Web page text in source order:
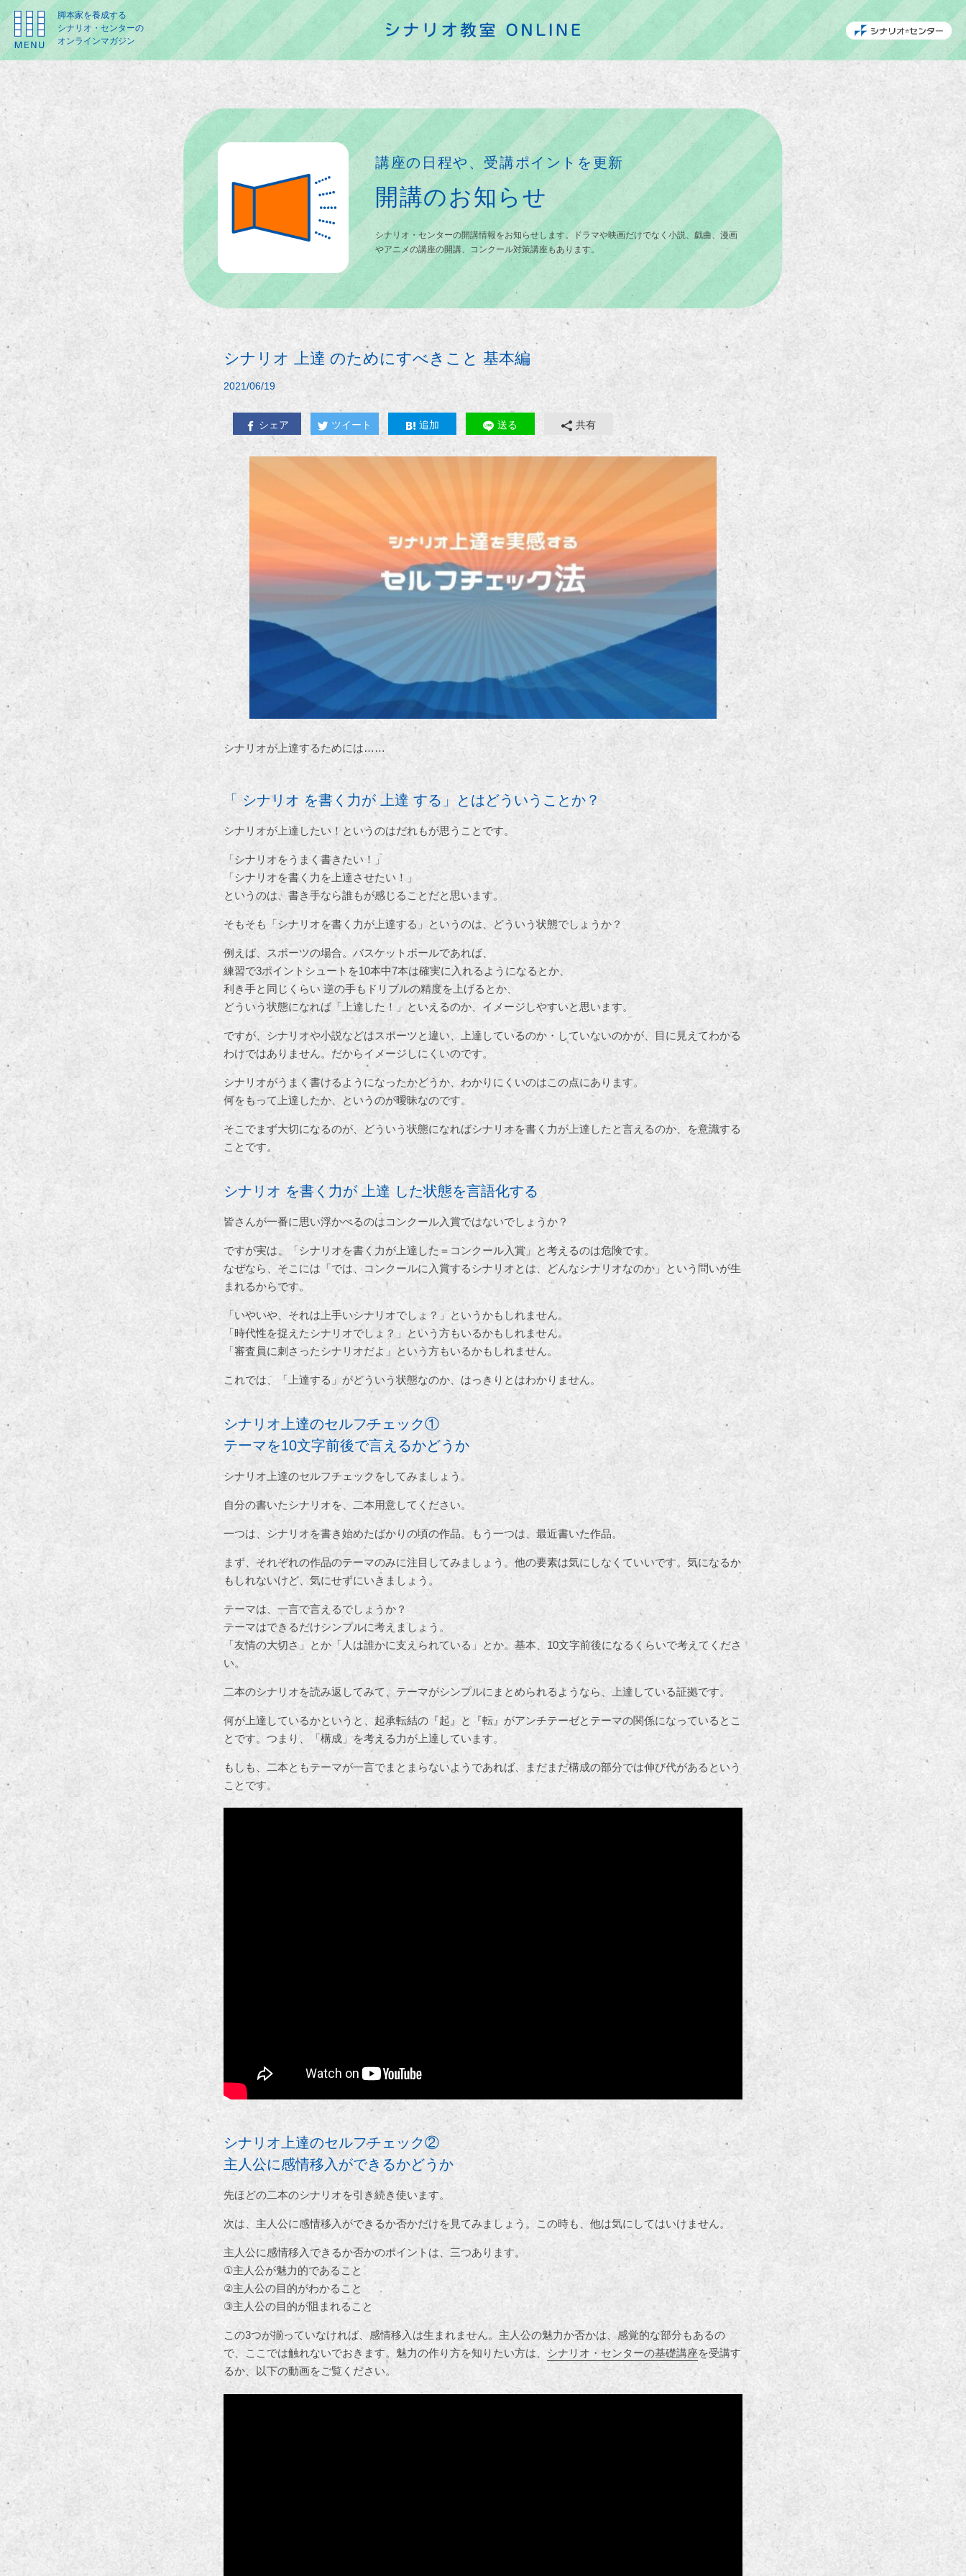
脚本家を養成する
シナリオ・センターの
オンラインマガジン
講座の日程や、受講ポイントを更新
開講のお知らせ
シナリオ・センターの開講情報をお知らせします。ドラマや映画だけでなく小説、戯曲、漫画
やアニメの講座の開講、コンクール対策講座もあります。
シナリオ 上達 のためにすべきこと 基本編
2021/06/19
シェア ツイート 追加 送る 共有
シナリオが上達するためには……
「 シナリオ を書く力が 上達 する」とはどういうことか？
シナリオが上達したい！というのはだれもが思うことです。
「シナリオをうまく書きたい！」
「シナリオを書く力を上達させたい！」
というのは、書き手なら誰もが感じることだと思います。
そもそも「シナリオを書く力が上達する」というのは、どういう状態でしょうか？
例えば、スポーツの場合。バスケットボールであれば、
練習で3ポイントシュートを10本中7本は確実に入れるようになるとか、
利き手と同じくらい 逆の手もドリブルの精度を上げるとか、
どういう状態になれば「上達した！」といえるのか、イメージしやすいと思います。
ですが、シナリオや小説などはスポーツと違い、上達しているのか・していないのかが、目に見えてわかる
わけではありません。だからイメージしにくいのです。
シナリオがうまく書けるようになったかどうか、わかりにくいのはこの点にあります。
何をもって上達したか、というのが曖昧なのです。
そこでまず大切になるのが、どういう状態になればシナリオを書く力が上達したと言えるのか、を意識する
ことです。
シナリオ を書く力が 上達 した状態を言語化する
皆さんが一番に思い浮かべるのはコンクール入賞ではないでしょうか？
ですが実は、「シナリオを書く力が上達した＝コンクール入賞」と考えるのは危険です。
なぜなら、そこには「では、コンクールに入賞するシナリオとは、どんなシナリオなのか」という問いが生
まれるからです。
「いやいや、それは上手いシナリオでしょ？」というかもしれません。
「時代性を捉えたシナリオでしょ？」という方もいるかもしれません。
「審査員に刺さったシナリオだよ」という方もいるかもしれません。
これでは、「上達する」がどういう状態なのか、はっきりとはわかりません。
シナリオ上達のセルフチェック①
テーマを10文字前後で言えるかどうか
シナリオ上達のセルフチェックをしてみましょう。
自分の書いたシナリオを、二本用意してください。
一つは、シナリオを書き始めたばかりの頃の作品。もう一つは、最近書いた作品。
まず、それぞれの作品のテーマのみに注目してみましょう。他の要素は気にしなくていいです。気になるか
もしれないけど、気にせずにいきましょう。
テーマは、一言で言えるでしょうか？
テーマはできるだけシンプルに考えましょう。
「友情の大切さ」とか「人は誰かに支えられている」とか。基本、10文字前後になるくらいで考えてくださ
い。
二本のシナリオを読み返してみて、テーマがシンプルにまとめられるようなら、上達している証拠です。
何が上達しているかというと、起承転結の『起』と『転』がアンチテーゼとテーマの関係になっているとこ
とです。つまり、「構成」を考える力が上達しています。
もしも、二本ともテーマが一言でまとまらないようであれば、まだまだ構成の部分では伸び代があるという
ことです。
シナリオ上達のセルフチェック②
主人公に感情移入ができるかどうか
先ほどの二本のシナリオを引き続き使います。
次は、主人公に感情移入ができるか否かだけを見てみましょう。この時も、他は気にしてはいけません。
主人公に感情移入できるか否かのポイントは、三つあります。
①主人公が魅力的であること
②主人公の目的がわかること
③主人公の目的が阻まれること
この3つが揃っていなければ、感情移入は生まれません。主人公の魅力か否かは、感覚的な部分もあるの
で、ここでは触れないでおきます。魅力の作り方を知りたい方は、 シナリオ・センターの基礎講座を受講す
るか、以下の動画をご覧ください。